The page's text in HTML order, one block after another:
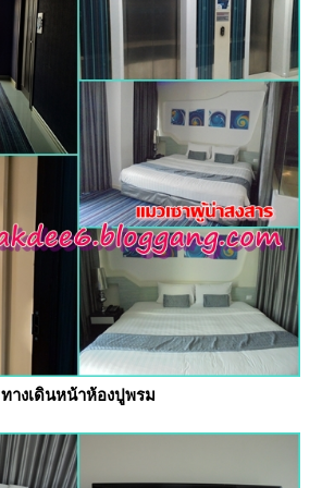
ทางเดินหน้าห้องปูพรม